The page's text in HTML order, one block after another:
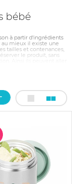
bébé
à partir d'ingrédients
mieux il existe une
tailles et contenances,
le produit, sans
permettant de